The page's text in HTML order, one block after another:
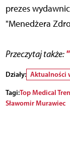
prezes
"Menedżera
Przeczytaj także:
Działy: Aktualności
Tagi:Top Medical
Sławomir Murawiec